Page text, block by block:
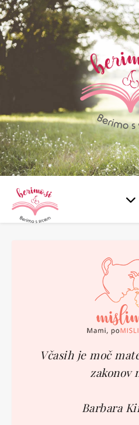
Včasih je moč
zakonov
Barbara